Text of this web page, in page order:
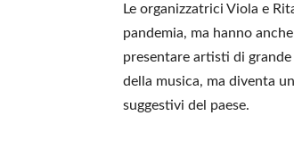
Le organizzatrici Viola e
pandemia, ma hanno
presentare artisti di
della musica, ma diventa
suggestivi del paese.